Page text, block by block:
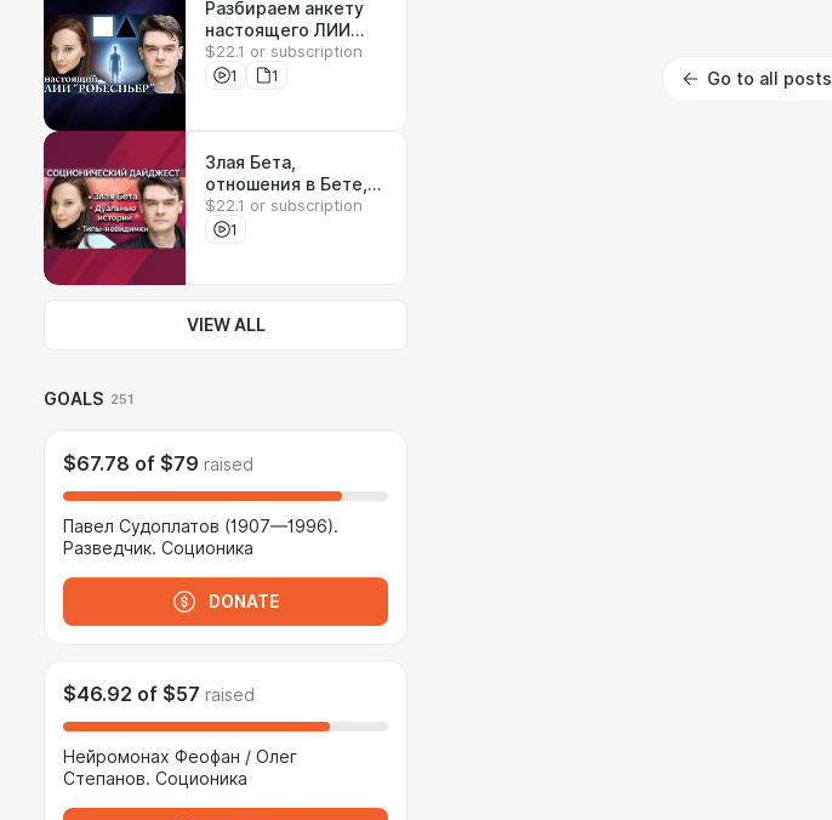
Разбираем анкету
настоящего ЛИИ
"Робеспьера". БЛ,
ЧИ, БС, Альфийские
$22.1 or subscription
1
1
Злая Бета,
отношения в Бете,
дуализация для
сильных духом -
$22.1 or subscription
1
VIEW ALL
GOALS 251
$67.78 of $79 raised
Павел Судоплатов (1907—1996).
Разведчик. Соционика
DONATE
$46.92 of $57 raised
Нейромонах Феофан / Олег
Степанов. Соционика
Go to all posts